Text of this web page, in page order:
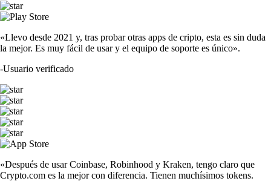
«Llevo desde 2021 y, tras probar otras apps de cripto, esta es sin duda
la mejor. Es muy fácil de usar y el equipo de soporte es único».
-Usuario verificado
«Después de usar Coinbase, Robinhood y Kraken, tengo claro que
Crypto.com es la mejor con diferencia. Tienen muchísimos tokens.